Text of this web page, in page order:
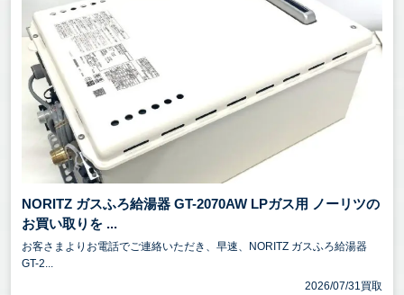
NORITZ ガスふろ給湯器 GT-2070AW LPガス用 ノーリツの
お買い取りを ...
お客さまよりお電話でご連絡いただき、早速、NORITZ ガスふろ給湯器
GT-2...
2026/07/31買取